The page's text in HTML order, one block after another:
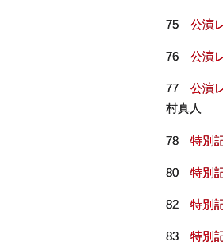
75 公演
76 公演
77 公演
村真人
78 特別
80 特別
82 特別
83 特別